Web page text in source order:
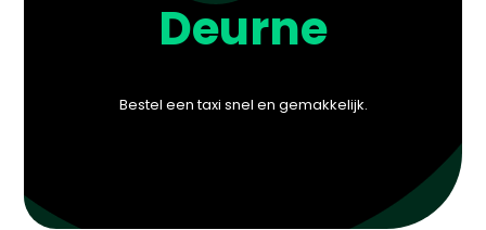
Deurne
Bestel een taxi snel en gemakkelijk.